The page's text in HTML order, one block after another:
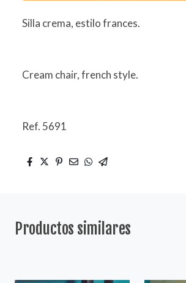
Silla crema, estilo frances.
Cream chair, french style.
Ref. 5691
Productos similares